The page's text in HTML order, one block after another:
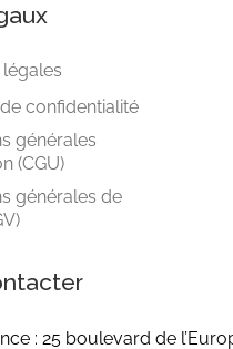
confidentialité
générales
(CGU)
générales de
: 25 boulevard de